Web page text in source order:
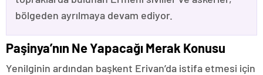
bölgeden ayrılmaya devam ediyor.
Paşinya’nın Ne Yapacağı Merak Konusu
Yenilginin ardından başkent Erivan’da istifa etmesi için